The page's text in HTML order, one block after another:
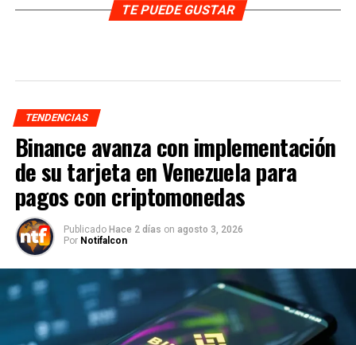
TE PUEDE GUSTAR
TENDENCIAS
Binance avanza con implementación
de su tarjeta en Venezuela para
pagos con criptomonedas
Publicado Hace 2 días on agosto 3, 2026
Por Notifalcon